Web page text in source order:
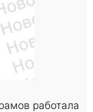
работала